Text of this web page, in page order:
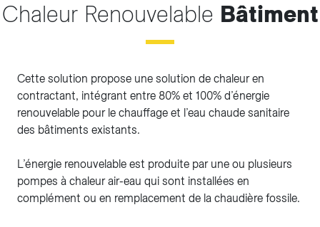
Chaleur Renouvelable Bâtiment
Cette solution propose une solution de chaleur en
contractant, intégrant entre 80% et 100% d’énergie
renouvelable pour le chauffage et l’eau chaude sanitaire
des bâtiments existants.
L’énergie renouvelable est produite par une ou plusieurs
pompes à chaleur air-eau qui sont installées en
complément ou en remplacement de la chaudière fossile.